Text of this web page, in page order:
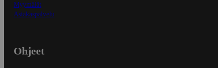
Myymälät
Asiakaspalvelu
Ohjeet